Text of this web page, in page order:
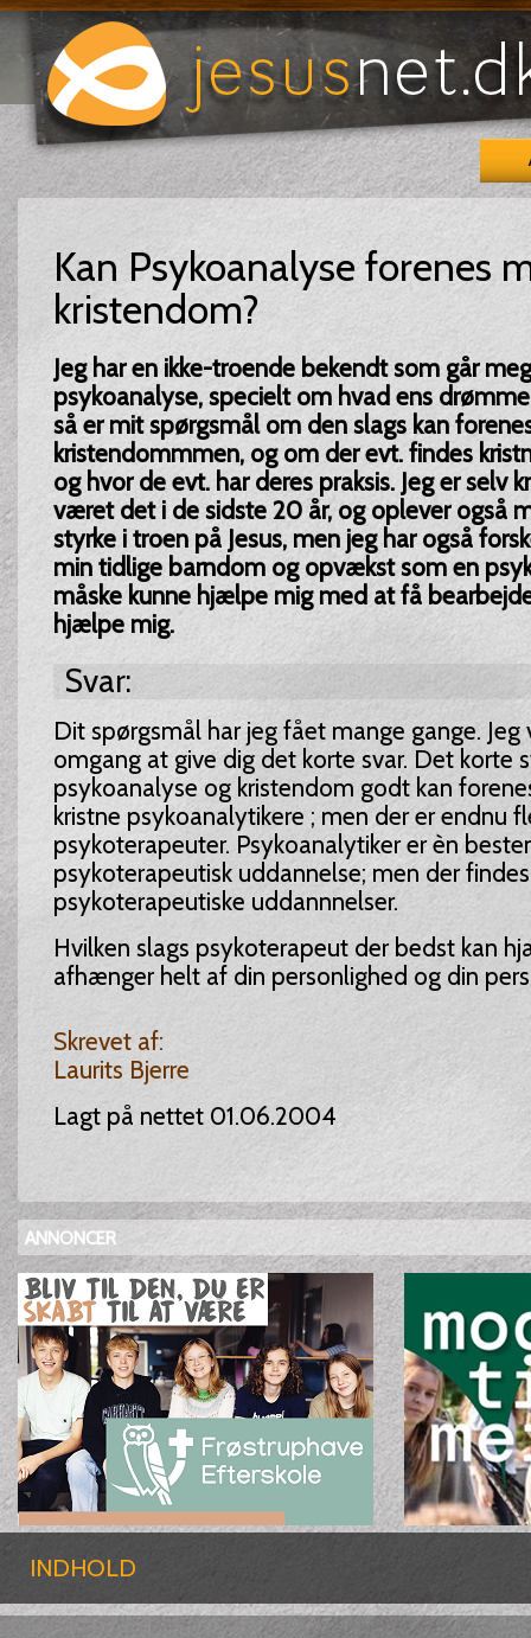
Kan Psykoanalyse forenes
kristendom?
Jeg har en ikke-troende bekendt som går
psykoanalyse, specielt om hvad ens
så er mit spørgsmål om den slags kan
kristendommmen, og om der evt. findes
og hvor de evt. har deres praksis. Jeg er selv
været det i de sidste 20 år, og oplever også
styrke i troen på Jesus, men jeg har også
min tidlige barndom og opvækst som en
måske kunne hjælpe mig med at få
hjælpe mig.
Svar:
Dit spørgsmål har jeg fået mange gange.
omgang at give dig det korte svar. Det korte
psykoanalyse og kristendom godt kan
kristne psykoanalytikere ; men der er endnu
psykoterapeuter. Psykoanalytiker er èn
psykoterapeutisk uddannelse; men der
psykoterapeutiske uddannnelser.
Hvilken slags psykoterapeut der bedst kan
afhænger helt af din personlighed og din
Skrevet af:
Laurits Bjerre
Lagt på nettet 01.06.2004
ANNONCER
INDHOLD